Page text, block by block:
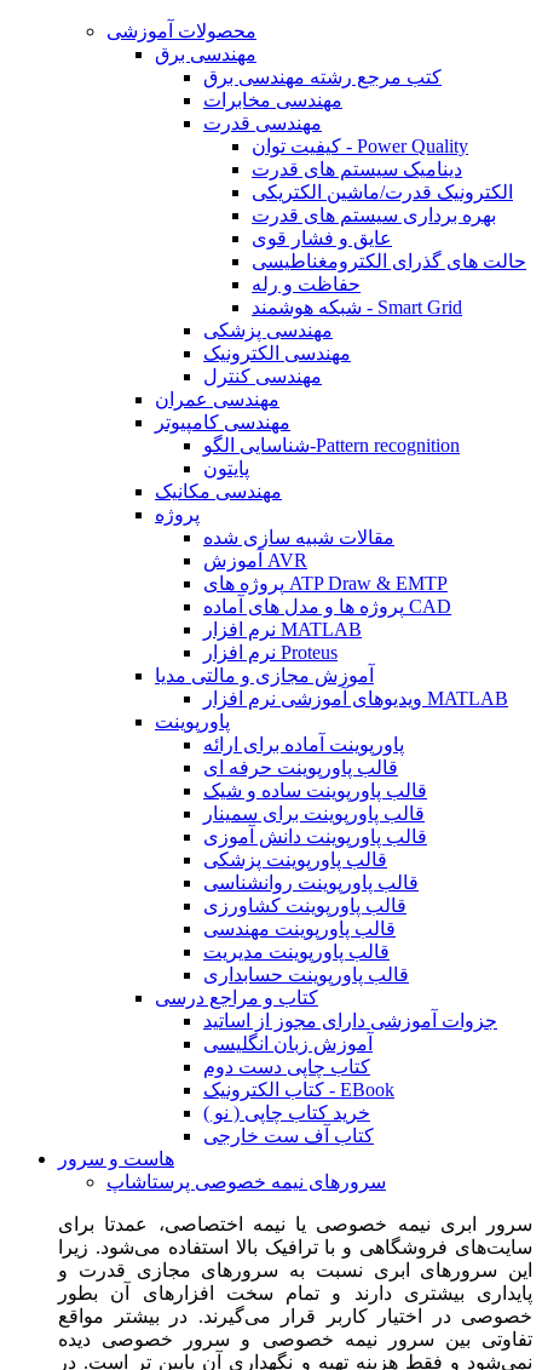
محصولات آموزشی
مهندسی برق
کتب مرجع رشته مهندسی برق
مهندسی مخابرات
مهندسی قدرت
کیفیت توان - Power Quality
دینامیک سیستم های قدرت
الکترونیک قدرت/ماشین الکتریکی
بهره برداری سیستم های قدرت
عایق و فشار قوی
حالت های گذرای الکترومغناطیسی
حفاظت و رله
شبکه هوشمند - Smart Grid
مهندسی پزشکی
مهندسی الکترونیک
مهندسی کنترل
مهندسی عمران
مهندسی کامپیوتر
شناسایی الگو-Pattern recognition
پایتون
مهندسی مکانیک
پروژه
مقالات شبیه سازی شده
آموزش AVR
پروژه های ATP Draw & EMTP
پروژه ها و مدل های آماده CAD
نرم افزار MATLAB
نرم افزار Proteus
آموزش مجازی و مالتی مدیا
ویدیوهای آموزشی نرم افزار MATLAB
پاورپوینت
پاورپوینت آماده برای ارائه
قالب پاورپوینت حرفه ای
قالب پاورپوینت ساده و شیک
قالب پاورپوینت برای سمینار
قالب پاورپوینت دانش آموزی
قالب پاورپوینت پزشکی
قالب پاورپوینت روانشناسی
قالب پاورپوینت کشاورزی
قالب پاورپوینت مهندسی
قالب پاورپوینت مدیریت
قالب پاورپوینت حسابداری
کتاب و مراجع درسی
جزوات آموزشی دارای مجوز از اساتید
آموزش زبان انگلیسی
کتاب چاپی دست دوم
کتاب الکترونیک - EBook
خرید کتاب چاپی ( نو )
کتاب آف ست خارجی
هاست و سرور
سرورهای نیمه خصوصی پرستاشاپ
سرور ابری نیمه خصوصی یا نیمه اختصاصی، عمدتا برای
سایت‌های فروشگاهی و با ترافیک بالا استفاده می‌شود. زیرا
این سرورهای ابری نسبت به سرورهای مجازی قدرت و
پایداری بیشتری دارند و تمام سخت افزارهای آن بطور
خصوصی در اختیار کاربر قرار می‌گیرند. در بیشتر مواقع
تفاوتی بین سرور نیمه خصوصی و سرور خصوصی دیده
نمی‌شود و فقط هزینه تهیه و نگهداری آن پایین تر است. در